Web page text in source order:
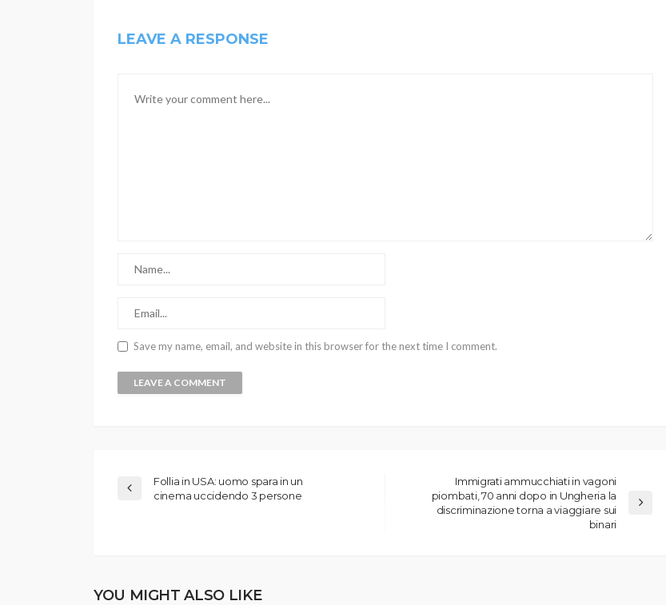
LEAVE A RESPONSE
Save my name, email, and website in this browser for the next time I comment.
Follia in USA: uomo spara in un
cinema uccidendo 3 persone
Immigrati ammucchiati in vagoni
piombati, 70 anni dopo in Ungheria la
discriminazione torna a viaggiare sui
binari
YOU MIGHT ALSO LIKE